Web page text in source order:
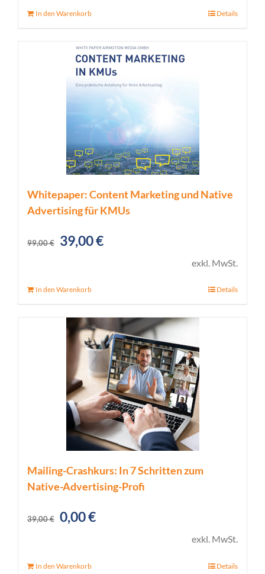
In den Warenkorb Details
Whitepaper: Content Marketing und Native
Advertising für KMUs
99,00€
Ursprünglicher
39,00€Aktueller
exkl. MwSt.
In den Warenkorb Details
Mailing-Crashkurs: In 7 Schritten zum
Native-Advertising-Profi
39,00€ Ursprünglicher
0,00€Aktueller
exkl. MwSt.
In den Warenkorb Details